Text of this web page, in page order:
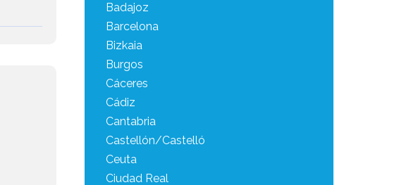
Badajoz
Barcelona
Bizkaia
Burgos
Cáceres
Cádiz
Cantabria
Castellón/Castelló
Ceuta
Ciudad Real